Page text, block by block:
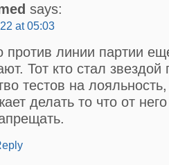
says:
at 05:03
против линии партии
Тот кто стал звездой
тестов на
делать то что от